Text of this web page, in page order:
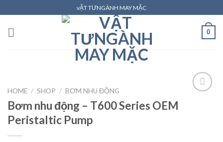
to
content
vẬT TƯNGÀNH MAY MẶC
0
HOME / SHOP / BƠM NHU ĐỘNG
Bơm nhu động – T600 Series OEM
Peristaltic Pump